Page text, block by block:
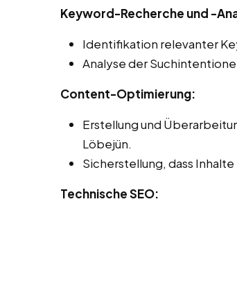
Keyword-Recherche und -
Identifikation relevanter
Analyse der
Content-Optimierung:
Erstellung und
Löbejün.
Sicherstellung, dass
Technische SEO: